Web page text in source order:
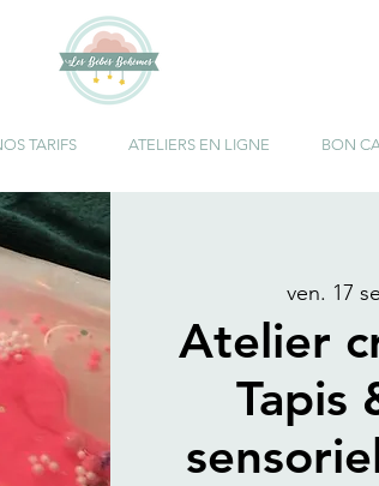
TARIFS ATELIERS EN LIGNE BON
ven. 17
Atelier
Tapis